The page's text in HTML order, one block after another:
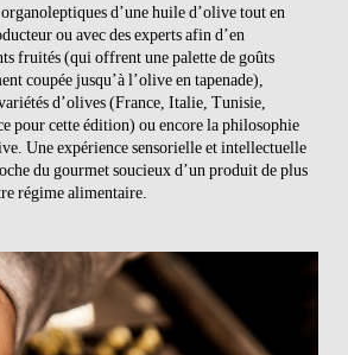
d’une huile d’olive tout en
ou avec des experts afin d’en
fruités (qui offrent une palette de goûts
coupée jusqu’à l’olive en tapenade),
d’olives (France, Italie, Tunisie,
pour cette édition) ou encore la philosophie
Une expérience sensorielle et intellectuelle
du gourmet soucieux d’un produit de plus
régime alimentaire.